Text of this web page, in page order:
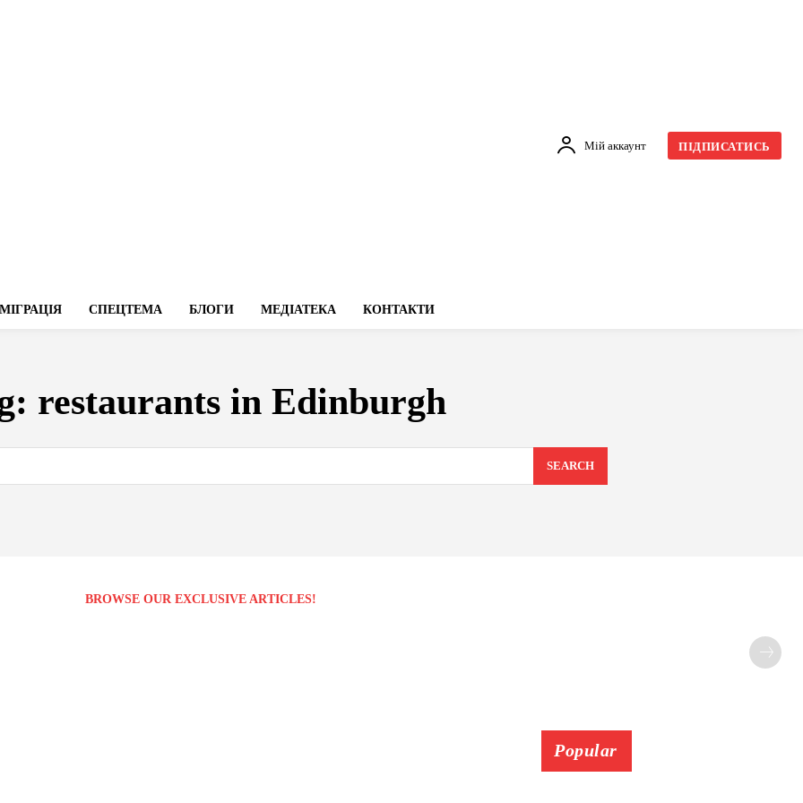
Мій аккаунт ПІДПИСАТИСЬ
МІГРАЦІЯ СПЕЦТЕМА БЛОГИ МЕДІАТЕКА КОНТАКТИ
restaurants in Edinburgh
SEARCH
BROWSE OUR EXCLUSIVE ARTICLES!
Popular